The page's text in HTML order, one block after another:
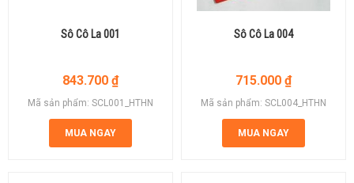
Sô Cô La 001
843.700 ₫
Mã sản phẩm: SCL001_HTHN
MUA NGAY
Sô Cô La 004
715.000 ₫
Mã sản phẩm: SCL004_HTHN
MUA NGAY